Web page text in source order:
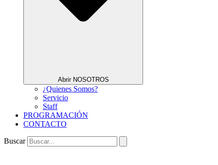
Abrir NOSOTROS
¿Quienes Somos?
Servicio
Staff
PROGRAMACIÓN
CONTACTO
Buscar